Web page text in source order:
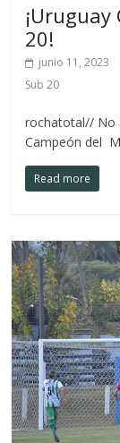
20!
junio 11, 2023
Sub 20
rochatotal// No
Campeón del
Read more